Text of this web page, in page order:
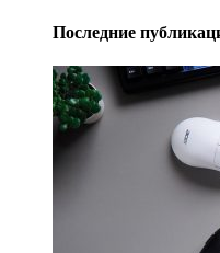
Последние